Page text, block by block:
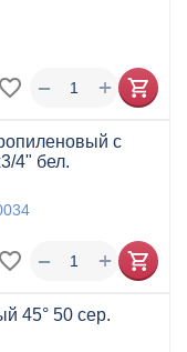
+
−
с
4" бел.
+
−
45° 50 сер.